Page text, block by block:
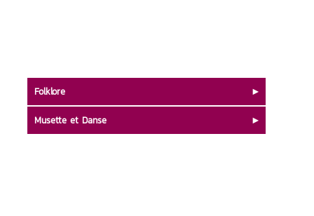
Folklore
Musette et Danse